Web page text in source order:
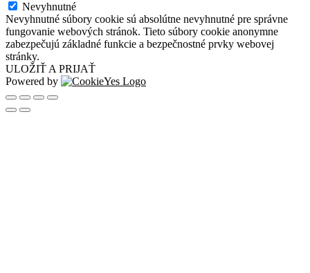
Nevyhnutné
Nevyhnutné súbory cookie sú absolútne nevyhnutné pre správne
fungovanie webových stránok. Tieto súbory cookie anonymne
zabezpečujú základné funkcie a bezpečnostné prvky webovej
stránky.
ULOŽIŤ A PRIJAŤ
Powered by